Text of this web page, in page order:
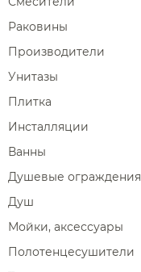
Раковины
Производители
Унитазы
Плитка
Инсталляции
Ванны
Душевые ограждения
Душ
Мойки, аксессуары
Полотенцесушители